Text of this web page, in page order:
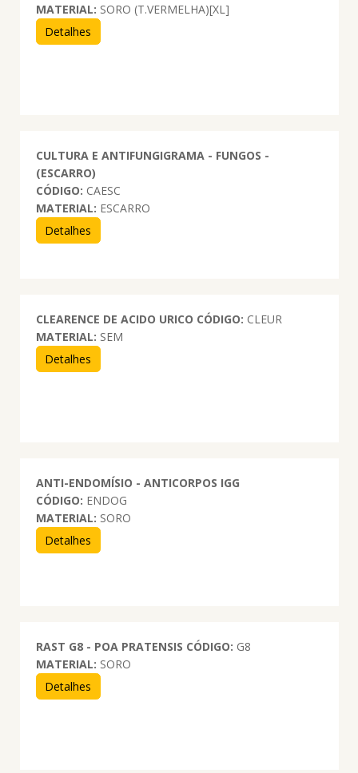
MATERIAL: SORO (T.VERMELHA)[XL]
Detalhes
CULTURA E ANTIFUNGIGRAMA - FUNGOS -
(ESCARRO)
CÓDIGO: CAESC
MATERIAL: ESCARRO
Detalhes
CLEARENCE DE ACIDO URICO CÓDIGO: CLEUR
MATERIAL: SEM
Detalhes
ANTI-ENDOMÍSIO - ANTICORPOS IGG
CÓDIGO: ENDOG
MATERIAL: SORO
Detalhes
RAST G8 - POA PRATENSIS CÓDIGO: G8
MATERIAL: SORO
Detalhes